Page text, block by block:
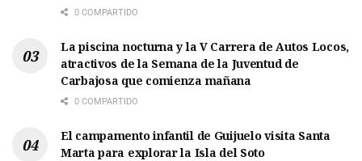
0 COMPARTIDO
La piscina nocturna y la V Carrera de Autos Locos,
atractivos de la Semana de la Juventud de
Carbajosa que comienza mañana
0 COMPARTIDO
El campamento infantil de Guijuelo visita Santa
Marta para explorar la Isla del Soto